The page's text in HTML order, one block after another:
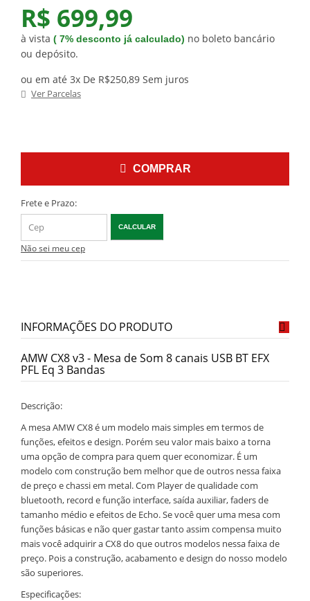
R$ 699,99
à vista ( 7% desconto já calculado) no boleto bancário
ou depósito.
ou em até 3x De R$250,89 Sem juros
Ver Parcelas
COMPRAR
Frete e Prazo:
CALCULAR
Não sei meu cep
INFORMAÇÕES DO PRODUTO
AMW CX8 v3 - Mesa de Som 8 canais USB BT EFX
PFL Eq 3 Bandas
Descrição:
A mesa AMW CX8 é um modelo mais simples em termos de
funções, efeitos e design. Porém seu valor mais baixo a torna
uma opção de compra para quem quer economizar. É um
modelo com construção bem melhor que de outros nessa faixa
de preço e chassi em metal. Com Player de qualidade com
bluetooth, record e função interface, saída auxiliar, faders de
tamanho médio e efeitos de Echo. Se você quer uma mesa com
funções básicas e não quer gastar tanto assim compensa muito
mais você adquirir a CX8 do que outros modelos nessa faixa de
preço. Pois a construção, acabamento e design do nosso modelo
são superiores.
Especificações: